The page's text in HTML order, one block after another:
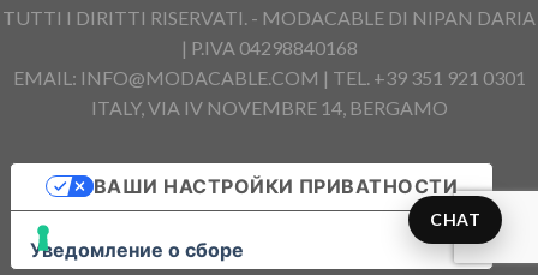
TUTTI I DIRITTI RISERVATI. - MODACABLE DI NIPAN DARIA
| P.IVA 04298840168
EMAIL: INFO@MODACABLE.COM | TEL. +39 351 921 0301
ITALY, VIA IV NOVEMBRE 14, BERGAMO
CHAT
Уведомление о сборе
ВАШИ НАСТРОЙКИ ПРИВАТНОСТИ